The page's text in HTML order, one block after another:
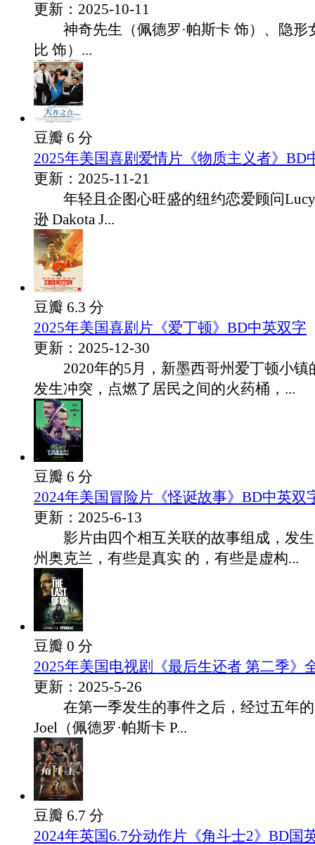
更新：2025-10-11
神奇先生（佩德罗·帕斯卡 饰）、隐形
比 饰）...
豆瓣 6 分
2025年美国喜剧爱情片《物质主义者》BD
更新：2025-11-21
年轻且企图心旺盛的纽约恋爱顾问Lucy
逊 Dakota J...
豆瓣 6.3 分
2025年美国喜剧片《爱丁顿》BD中英双字
更新：2025-12-30
2020年的5月，新墨西哥州爱丁顿小镇
发生冲突，点燃了居民之间的火药桶，...
豆瓣 6 分
2024年美国冒险片《怪诞故事》BD中英双
更新：2025-6-13
影片由四个相互关联的故事组成，发生
州奥克兰，有些是真实 的，有些是虚构...
豆瓣 0 分
2025年美国电视剧《最后生还者 第二季》
更新：2025-5-26
在第一季发生的事件之后，经过五年的
Joel（佩德罗·帕斯卡 P...
豆瓣 6.7 分
2024年英国6.7分动作片《角斗士2》BD国